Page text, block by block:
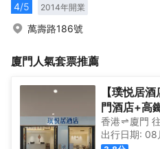
4/5 2014年開業
萬壽路186號
廈門 人氣套票推薦
【璞悦居
門酒店+高
香港 廈門
出行日期: 08